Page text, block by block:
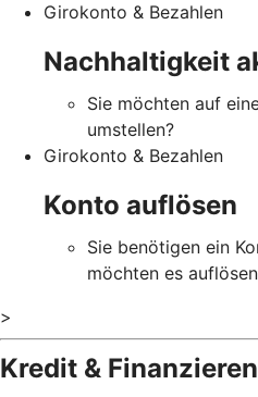
Girokonto & Bezahlen
Nachhaltigkeit
Sie möchten auf
umstellen?
Girokonto & Bezahlen
Konto auflösen
Sie benötigen ein
möchten es
>
Kredit & Finanzieren